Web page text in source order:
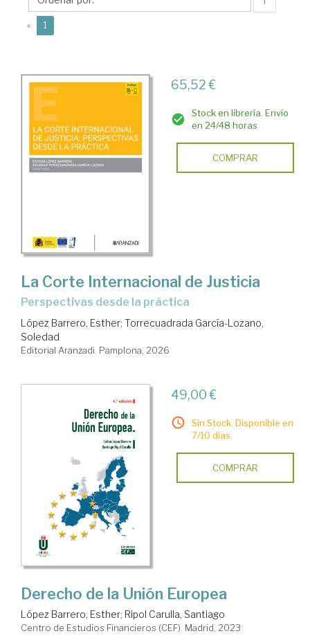
« 1
65,52 €
Stock en librería. Envío
en 24/48 horas
COMPRAR
La Corte Internacional de Justicia
perspectivas desde la práctica
López Barrero, Esther; Torrecuadrada García-Lozano,
Soledad
Editorial Aranzadi. Pamplona, 2026
49,00 €
Sin Stock. Disponible en
7/10 días.
COMPRAR
Derecho de la Unión Europea
López Barrero, Esther; Ripol Carulla, Santiago
Centro de Estudios Financieros (CEF). Madrid, 2023